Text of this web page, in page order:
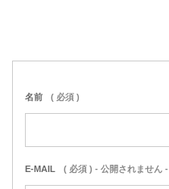
名前 ( 必須 )
E-MAIL ( 必須 ) - 公開されません -